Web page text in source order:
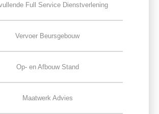
Full Service Dienstverlening
Vervoer Beursgebouw
Op- en Afbouw Stand
Maatwerk Advies